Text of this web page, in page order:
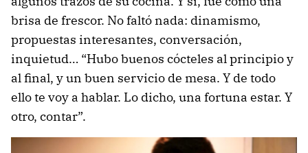
brisa de frescor. No faltó nada: dinamismo,
propuestas interesantes, conversación,
inquietud… “Hubo buenos cócteles al principio y
al final, y un buen servicio de mesa. Y de todo
ello te voy a hablar. Lo dicho, una fortuna estar. Y
otro, contar”.